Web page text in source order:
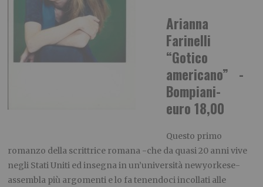
Arianna
Farinelli
“Gotico
americano” -
Bompiani-
euro 18,00
Questo primo
romanzo della scrittrice romana -che da quasi 20 anni vive
negli Stati Uniti ed insegna in un’università newyorkese-
assembla più argomenti e lo fa tenendoci incollati alle